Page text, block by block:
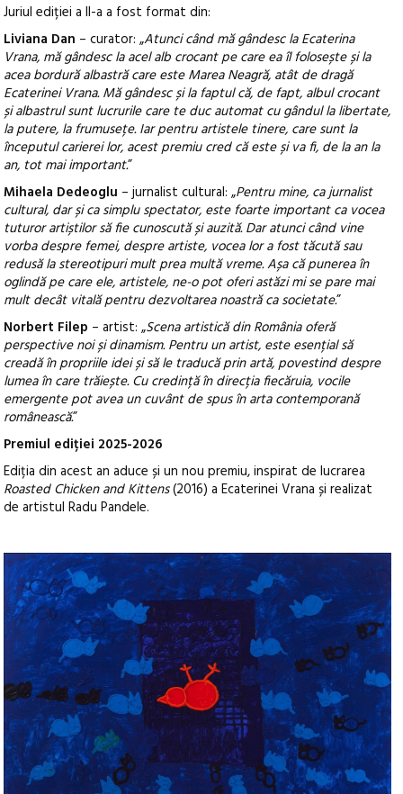
Juriul ediției a II-a a fost format din:
Liviana Dan – curator: „Atunci când mă gândesc la Ecaterina
Vrana, mă gândesc la acel alb crocant pe care ea îl folosește și la
acea bordură albastră care este Marea Neagră, atât de dragă
Ecaterinei Vrana. Mă gândesc și la faptul că, de fapt, albul crocant
și albastrul sunt lucrurile care te duc automat cu gândul la libertate,
la putere, la frumusețe. Iar pentru artistele tinere, care sunt la
începutul carierei lor, acest premiu cred că este și va fi, de la an la
an, tot mai important.”
Mihaela Dedeoglu – jurnalist cultural: „Pentru mine, ca jurnalist
cultural, dar și ca simplu spectator, este foarte important ca vocea
tuturor artiștilor să fie cunoscută și auzită. Dar atunci când vine
vorba despre femei, despre artiste, vocea lor a fost tăcută sau
redusă la stereotipuri mult prea multă vreme. Așa că punerea în
oglindă pe care ele, artistele, ne-o pot oferi astăzi mi se pare mai
mult decât vitală pentru dezvoltarea noastră ca societate.”
Norbert Filep – artist: „Scena artistică din România oferă
perspective noi și dinamism. Pentru un artist, este esențial să
creadă în propriile idei și să le traducă prin artă, povestind despre
lumea în care trăiește. Cu credință în direcția fiecăruia, vocile
emergente pot avea un cuvânt de spus în arta contemporană
românească.”
Premiul ediției 2025-2026
Ediția din acest an aduce și un nou premiu, inspirat de lucrarea
Roasted Chicken and Kittens(2016) a Ecaterinei Vrana și realizat
de artistul Radu Pandele.